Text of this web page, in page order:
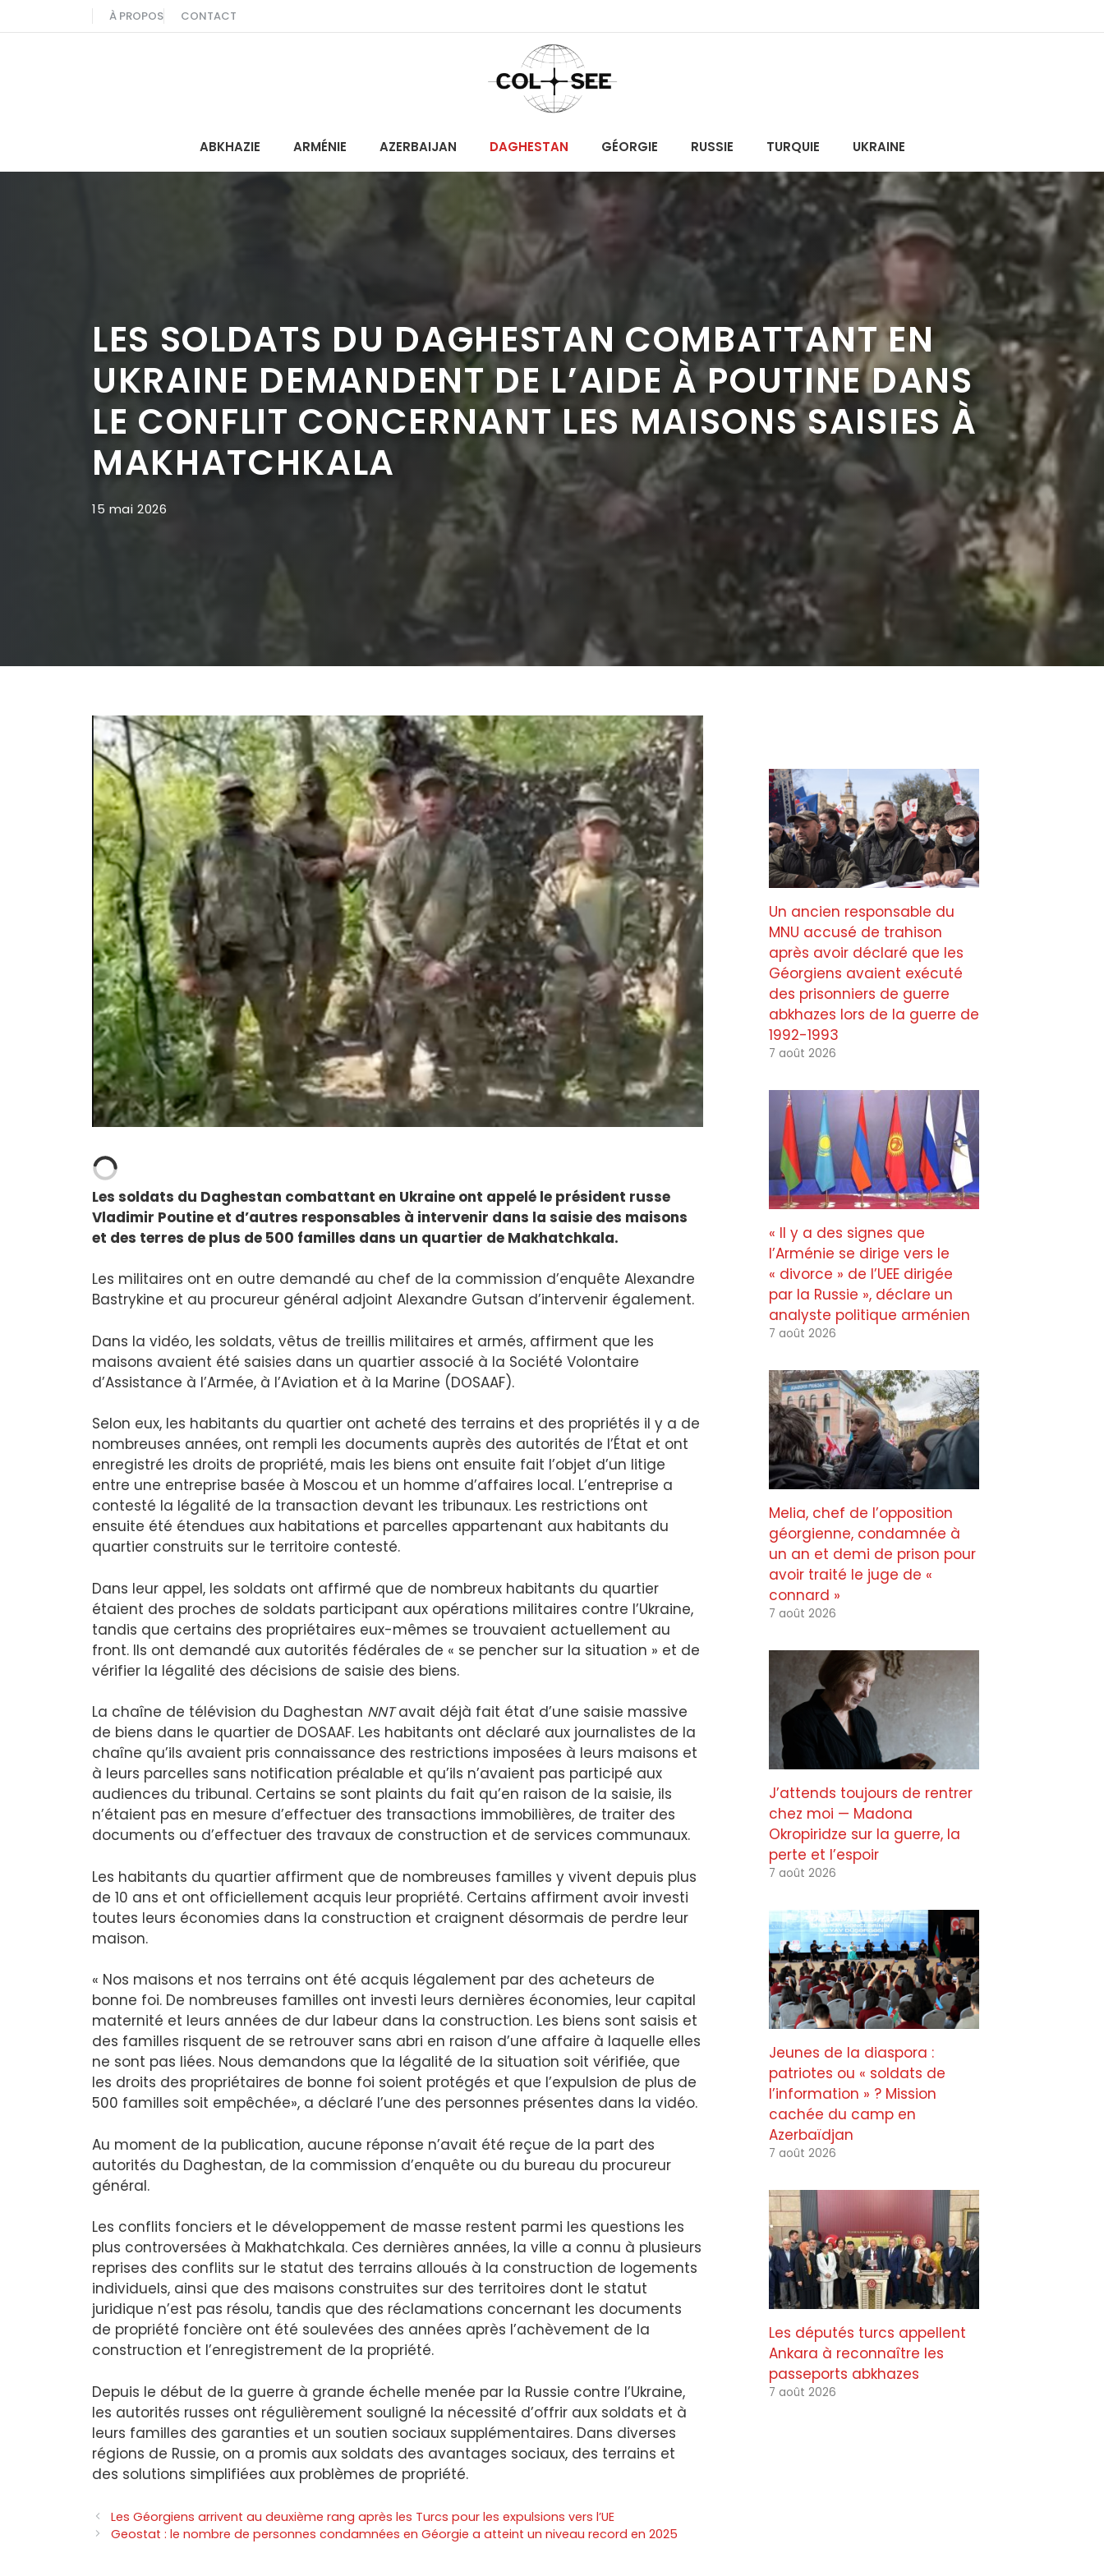
au
À PROPOS CONTACT
ABKHAZIE ARMÉNIE AZERBAIJAN DAGHESTAN GÉORGIE RUSSIE TURQUIE UKRAINE
LES SOLDATS DU DAGHESTAN COMBATTANT EN
UKRAINE DEMANDENT DE L’AIDE À POUTINE DANS
LE CONFLIT CONCERNANT LES MAISONS SAISIES À
MAKHATCHKALA
15 mai 2026
Les soldats du Daghestan combattant en Ukraine ont appelé le président russe
Vladimir Poutine et d’autres responsables à intervenir dans la saisie des maisons
et des terres de plus de 500 familles dans un quartier de Makhatchkala.
Les militaires ont en outre demandé au chef de la commission d’enquête Alexandre
Bastrykine et au procureur général adjoint Alexandre Gutsan d’intervenir également.
Dans la vidéo, les soldats, vêtus de treillis militaires et armés, affirment que les
maisons avaient été saisies dans un quartier associé à la Société Volontaire
d’Assistance à l’Armée, à l’Aviation et à la Marine (DOSAAF).
Selon eux, les habitants du quartier ont acheté des terrains et des propriétés il y a de
nombreuses années, ont rempli les documents auprès des autorités de l’État et ont
enregistré les droits de propriété, mais les biens ont ensuite fait l’objet d’un litige
entre une entreprise basée à Moscou et un homme d’affaires local. L’entreprise a
contesté la légalité de la transaction devant les tribunaux. Les restrictions ont
ensuite été étendues aux habitations et parcelles appartenant aux habitants du
quartier construits sur le territoire contesté.
Dans leur appel, les soldats ont affirmé que de nombreux habitants du quartier
étaient des proches de soldats participant aux opérations militaires contre l’Ukraine,
tandis que certains des propriétaires eux-mêmes se trouvaient actuellement au
front. Ils ont demandé aux autorités fédérales de « se pencher sur la situation » et de
vérifier la légalité des décisions de saisie des biens.
La chaîne de télévision du Daghestan NNTavait déjà fait état d’une saisie massive
de biens dans le quartier de DOSAAF. Les habitants ont déclaré aux journalistes de la
chaîne qu’ils avaient pris connaissance des restrictions imposées à leurs maisons et
à leurs parcelles sans notification préalable et qu’ils n’avaient pas participé aux
audiences du tribunal. Certains se sont plaints du fait qu’en raison de la saisie, ils
n’étaient pas en mesure d’effectuer des transactions immobilières, de traiter des
documents ou d’effectuer des travaux de construction et de services communaux.
Les habitants du quartier affirment que de nombreuses familles y vivent depuis plus
de 10 ans et ont officiellement acquis leur propriété. Certains affirment avoir investi
toutes leurs économies dans la construction et craignent désormais de perdre leur
maison.
« Nos maisons et nos terrains ont été acquis légalement par des acheteurs de
bonne foi. De nombreuses familles ont investi leurs dernières économies, leur capital
maternité et leurs années de dur labeur dans la construction. Les biens sont saisis et
des familles risquent de se retrouver sans abri en raison d’une affaire à laquelle elles
ne sont pas liées. Nous demandons que la légalité de la situation soit vérifiée, que
les droits des propriétaires de bonne foi soient protégés et que l’expulsion de plus de
500 familles soit empêchée», a déclaré l’une des personnes présentes dans la vidéo.
Au moment de la publication, aucune réponse n’avait été reçue de la part des
autorités du Daghestan, de la commission d’enquête ou du bureau du procureur
général.
Les conflits fonciers et le développement de masse restent parmi les questions les
plus controversées à Makhatchkala. Ces dernières années, la ville a connu à plusieurs
reprises des conflits sur le statut des terrains alloués à la construction de logements
individuels, ainsi que des maisons construites sur des territoires dont le statut
juridique n’est pas résolu, tandis que des réclamations concernant les documents
de propriété foncière ont été soulevées des années après l’achèvement de la
construction et l’enregistrement de la propriété.
Depuis le début de la guerre à grande échelle menée par la Russie contre l’Ukraine,
les autorités russes ont régulièrement souligné la nécessité d’offrir aux soldats et à
leurs familles des garanties et un soutien sociaux supplémentaires. Dans diverses
régions de Russie, on a promis aux soldats des avantages sociaux, des terrains et
des solutions simplifiées aux problèmes de propriété.
Les Géorgiens arrivent au deuxième rang après les Turcs pour les expulsions vers l’UE
Geostat : le nombre de personnes condamnées en Géorgie a atteint un niveau record en 2025
Un ancien responsable du
MNU accusé de trahison
après avoir déclaré que les
Géorgiens avaient exécuté
des prisonniers de guerre
abkhazes lors de la guerre de
1992-1993
7 août 2026
« Il y a des signes que
l’Arménie se dirige vers le
« divorce » de l’UEE dirigée
par la Russie », déclare un
analyste politique arménien
7 août 2026
Melia, chef de l’opposition
géorgienne, condamnée à
un an et demi de prison pour
avoir traité le juge de «
connard »
7 août 2026
J’attends toujours de rentrer
chez moi — Madona
Okropiridze sur la guerre, la
perte et l’espoir
7 août 2026
Jeunes de la diaspora :
patriotes ou « soldats de
l’information » ? Mission
cachée du camp en
Azerbaïdjan
7 août 2026
Les députés turcs appellent
Ankara à reconnaître les
passeports abkhazes
7 août 2026